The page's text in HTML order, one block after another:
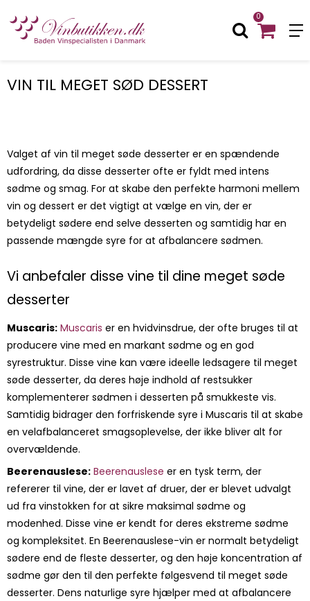
0
VIN TIL MEGET SØD DESSERT
Valget af vin til meget søde desserter er en spændende
udfordring, da disse desserter ofte er fyldt med intens
sødme og smag. For at skabe den perfekte harmoni mellem
vin og dessert er det vigtigt at vælge en vin, der er
betydeligt sødere end selve desserten og samtidig har en
passende mængde syre for at afbalancere sødmen.
Vi anbefaler disse vine til dine meget søde
desserter
Muscaris: Muscaris er en hvidvinsdrue, der ofte bruges til at
producere vine med en markant sødme og en god
syrestruktur. Disse vine kan være ideelle ledsagere til meget
søde desserter, da deres høje indhold af restsukker
komplementerer sødmen i desserten på smukkeste vis.
Samtidig bidrager den forfriskende syre i Muscaris til at skabe
en velafbalanceret smagsoplevelse, der ikke bliver alt for
overvældende.
Beerenauslese: Beerenauslese er en tysk term, der
refererer til vine, der er lavet af druer, der er blevet udvalgt
ud fra vinstokken for at sikre maksimal sødme og
modenhed. Disse vine er kendt for deres ekstreme sødme
og kompleksitet. En Beerenauslese-vin er normalt betydeligt
sødere end de fleste desserter, og den høje koncentration af
sødme gør den til den perfekte følgesvend til meget søde
desserter. Dens naturlige syre hjælper med at afbalancere